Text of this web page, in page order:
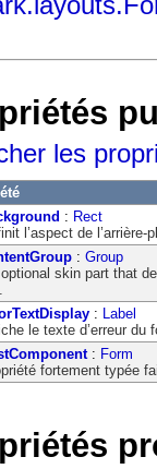
les
: Rect
l’aspect de
: Group
skin part that
: Label
le texte d’erreur du
: Form
fortement typée